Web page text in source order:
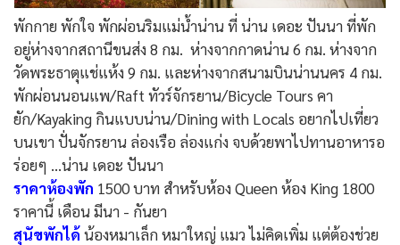
พักกาย พักใจ พักผ่อนริมแม่น้ำน่าน ที่ น่าน เดอะ ปันนา ที่พัก
อยู่ห่างจากสถานีขนส่ง 8 กม. ห่างจากกาดน่าน 6 กม. ห่างจาก
วัดพระธาตุแช่แห้ง 9 กม. และห่างจากสนามบินน่านนคร 4 กม.
พักผ่อนนอนแพ/Raft ทัวร์จักรยาน/Bicycle Tours คา
ยัก/Kayaking กินแบบน่าน/Dining with Locals อยากไปเที่ยว
บนเขา ปั่นจักรยาน ล่องเรือ ล่องแก่ง จบด้วยพาไปทานอาหารอ
ร่อยๆ ...น่าน เดอะ ปันนา
ราคาห้องพัก 1500 บาท สำหรับห้อง Queen ห้อง King 1800
ราคานี้ เดือน มีนา - กันยา
สุนัขพักได้ น้องหมาเล็ก หมาใหญ่ แมว ไม่คิดเพิ่ม แต่ต้องช่วย